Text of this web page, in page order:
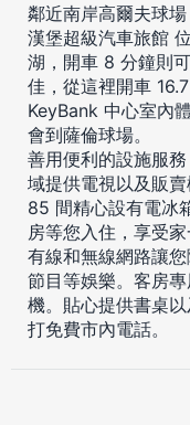
鄰近南岸高爾夫球場
漢堡超級汽車旅館
湖，開車 8 分鐘則
佳，從這裡開車
KeyBank 中心室內
會到薩倫球場。
善用便利的設施服
域提供電視以及販賣
85 間精心設有電冰
房等您入住，享受
有線和無線網路讓
節目等娛樂。客房
機。貼心提供書桌
打免費市內電話。